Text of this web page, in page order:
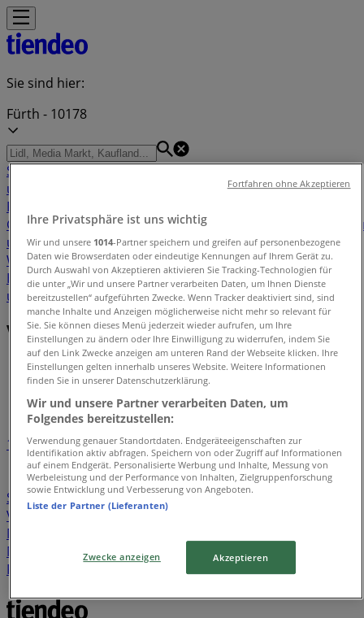
Sie sind hier:
Fürth - 10178
SchnäppchenSupermärkteMöbelhäuserKleidung, Schuhe
und Accessoires
Drogerien und
Parfümerie
GartencenterBiomärkteDiscounter
und BabyAuto, Motorrad und
WerkstattKaufhäuserReisen und FreizeitOptiker und
HörzentrenRestaurantsBücher und SchreibwarenBanken
und Versicherungen
Verzeichnis der Angebote in Fürth
Tiendeo in Fürth»
Verzeichnis der Angebote
1
Supermärkte
Kleidung, Schuhe und Accessoires
Sportgeschäfte
Spielzeug und Baby
Banken und
Versicherungen
Baumärkte und Gartencenter
Möbelhäuser
Motorrad und Werkstatt
Discounter
Drogerien und
Parfümerie
Seifenblasen
Metalldetektor
Ihre Privatsphäre ist uns wichtig
Wir und unsere 1014-Partner speichern und greifen auf personenbezogene
Daten wie Browserdaten oder eindeutige Kennungen auf Ihrem Gerät zu.
Durch Auswahl von Akzeptieren aktivieren Sie Tracking-Technologien für
die unter „Wir und unsere Partner verarbeiten Daten, um Ihnen Dienste
bereitzustellen“ aufgeführten Zwecke. Wenn Tracker deaktiviert sind, sind
manche Inhalte und Anzeigen möglicherweise nicht mehr so relevant für
Sie. Sie können dieses Menü jederzeit wieder aufrufen, um Ihre
Einstellungen zu ändern oder Ihre Einwilligung zu widerrufen, indem Sie
auf den Link Zwecke anzeigen am unteren Rand der Webseite klicken. Ihre
Einstellungen gelten innerhalb unseres Website. Weitere Informationen
finden Sie in unserer Datenschutzerklärung.
Wir und unsere Partner verarbeiten Daten, um
Folgendes bereitzustellen:
Verwendung genauer Standortdaten. Endgeräteeigenschaften zur
Identifikation aktiv abfragen. Speichern von oder Zugriff auf Informationen
auf einem Endgerät. Personalisierte Werbung und Inhalte, Messung von
Werbeleistung und der Performance von Inhalten, Zielgruppenforschung
sowie Entwicklung und Verbesserung von Angeboten.
Liste der Partner (Lieferanten)
Zwecke anzeigen Akzeptieren
Fortfahren ohne Akzeptieren